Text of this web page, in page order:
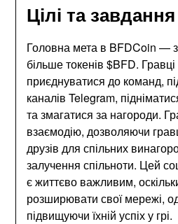
Цілі та завдання
Головна мета в BFDCoin —
більше токенів $BFD.
приєднуватися до команд,
каналів Telegram,
та змагатися за нагороди.
взаємодію, дозволяючи
друзів для спільних
залучення спільноти. Цей
є життєво важливим,
розширювати свої мережі,
підвищуючи їхній успіх у грі.